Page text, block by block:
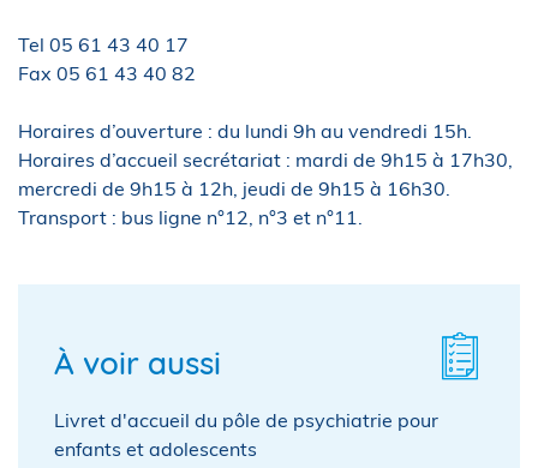
Tel 05 61 43 40 17
Fax 05 61 43 40 82
Horaires d’ouverture : du lundi 9h au vendredi 15h.
Horaires d’accueil secrétariat : mardi de 9h15 à 17h30,
mercredi de 9h15 à 12h, jeudi de 9h15 à 16h30.
Transport : bus ligne n°12, n°3 et n°11.
À voir aussi
Livret d'accueil du pôle de psychiatrie pour
enfants et adolescents